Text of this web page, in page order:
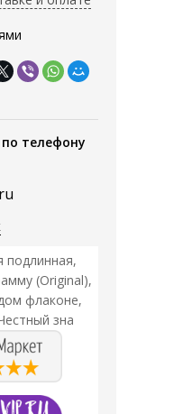
телефону
подлинная,
(Original),
флаконе,
зна